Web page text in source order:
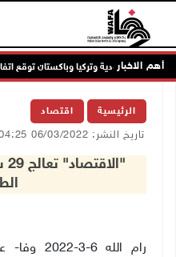
أهم الاخبار
السعودية وتركيا وباكستان توقع
الرئيسية اقتصاد
تاريخ النشر: 06/03/2022 04:25 م
رام الله